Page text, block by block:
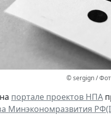
© sergign /
портале проектов НПА
Минэкономразвития